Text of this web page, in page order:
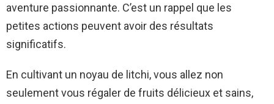
aventure passionnante. C’est un rappel que les
petites actions peuvent avoir des résultats
significatifs.
En cultivant un noyau de litchi, vous allez non
seulement vous régaler de fruits délicieux et sains,